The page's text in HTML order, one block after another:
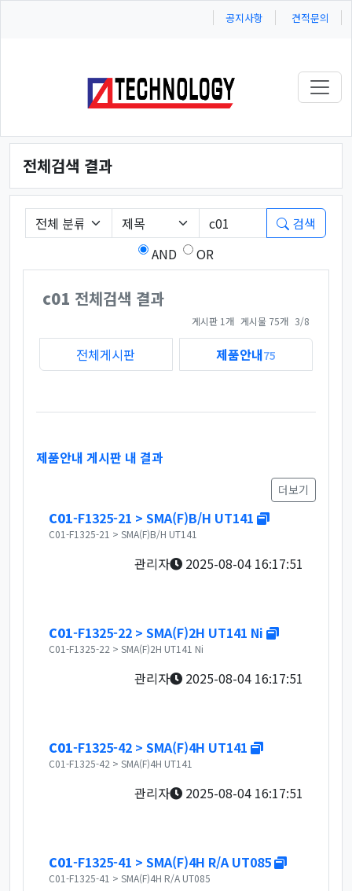
공지사항 견적문의
전체검색 결과
게시판 그룹선택
검색조건
검색어 필수
검색
AND
OR
c01 전체검색 결과
게시판 1개 게시물 75개 3/8
페이지 열람 중
전체게시판 제품안내75
제품안내 게시판 내 결과
더보기
C01-F1325-21 > SMA(F)B/H UT141 새창
C01-F1325-21 > SMA(F)B/H UT141
관리자 2025-08-04 16:17:51
C01-F1325-22 > SMA(F)2H UT141 Ni 새창
C01-F1325-22 > SMA(F)2H UT141 Ni
관리자 2025-08-04 16:17:51
C01-F1325-42 > SMA(F)4H UT141 새창
C01-F1325-42 > SMA(F)4H UT141
관리자 2025-08-04 16:17:51
C01-F1325-41 > SMA(F)4H R/A UT085 새창
C01-F1325-41 > SMA(F)4H R/A UT085